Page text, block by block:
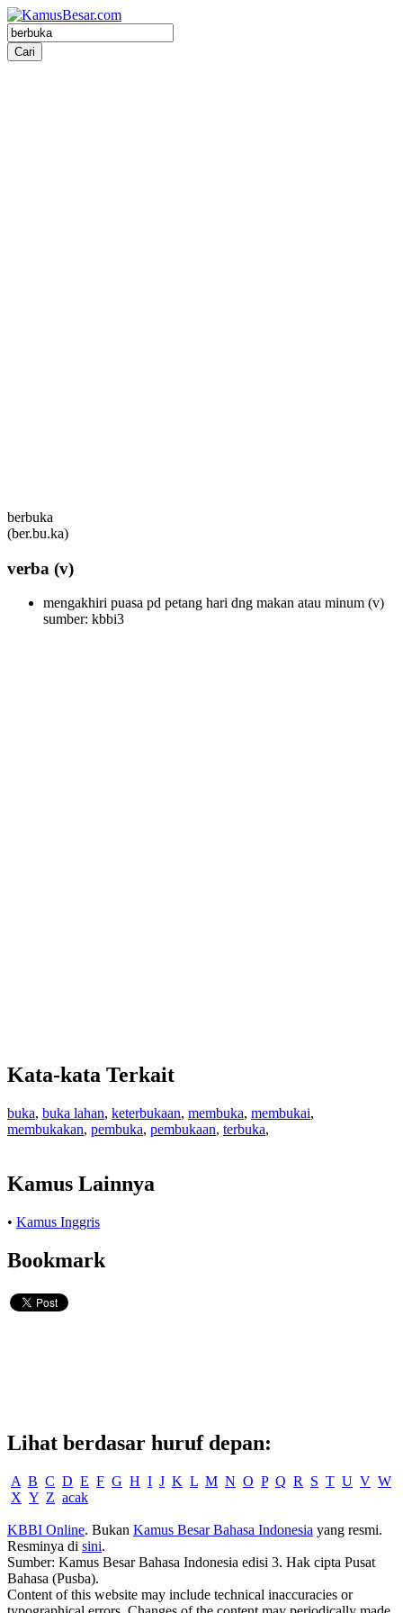
berbuka
(ber.bu.ka)
verba (v)
mengakhiri puasa pd petang hari dng makan atau minum (v)
sumber: kbbi3
Kata-kata Terkait
buka, buka lahan, keterbukaan, membuka, membukai,
membukakan, pembuka, pembukaan, terbuka,
Kamus Lainnya
• Kamus Inggris
Bookmark
Lihat berdasar huruf depan:
A B C D E F G H I J K L M N O P Q R S T U V W
X Y Z acak
KBBI Online. Bukan Kamus Besar Bahasa Indonesia yang resmi.
Resminya di sini.
Sumber: Kamus Besar Bahasa Indonesia edisi 3. Hak cipta Pusat
Bahasa (Pusba).
Content of this website may include technical inaccuracies or